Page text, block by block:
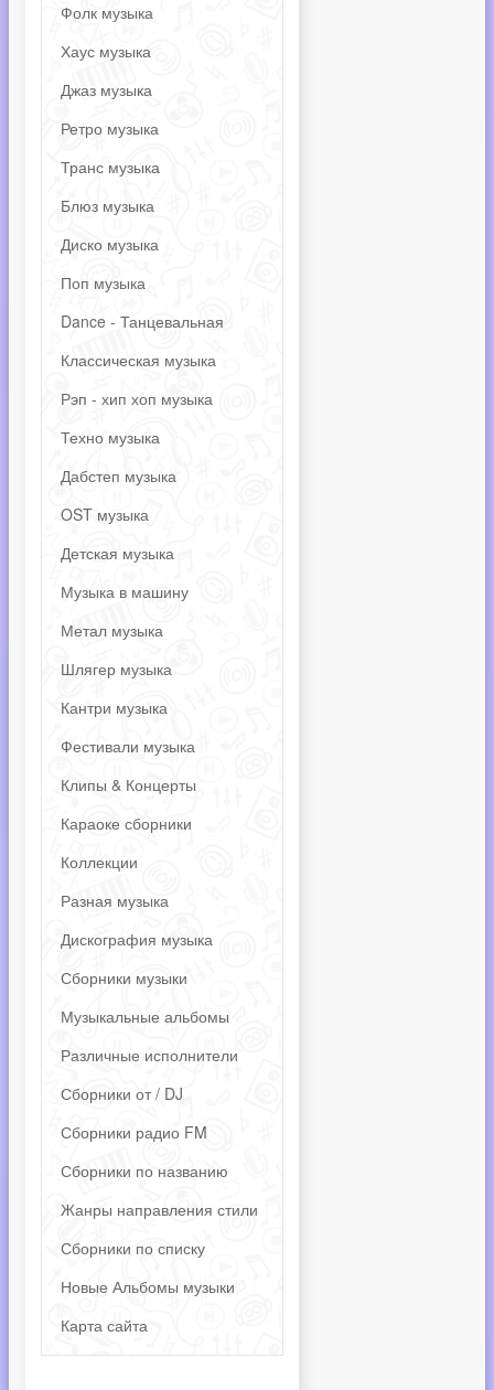
Фолк музыка
Хаус музыка
Джаз музыка
Ретро музыка
Транс музыка
Блюз музыка
Диско музыка
Поп музыка
Dance - Танцевальная
Классическая музыка
Рэп - хип хоп музыка
Техно музыка
Дабстеп музыка
OST музыка
Детская музыка
Музыка в машину
Метал музыка
Шлягер музыка
Кантри музыка
Фестивали музыка
Клипы & Концерты
Караоке сборники
Коллекции
Разная музыка
Дискография музыка
Сборники музыки
Музыкальные альбомы
Различные исполнители
Сборники от / DJ
Сборники радио FM
Сборники по названию
Жанры направления стили
Сборники по списку
Новые Альбомы музыки
Карта сайта